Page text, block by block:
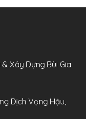
Xây Dựng Bùi Gia
Dịch Vọng Hậu,